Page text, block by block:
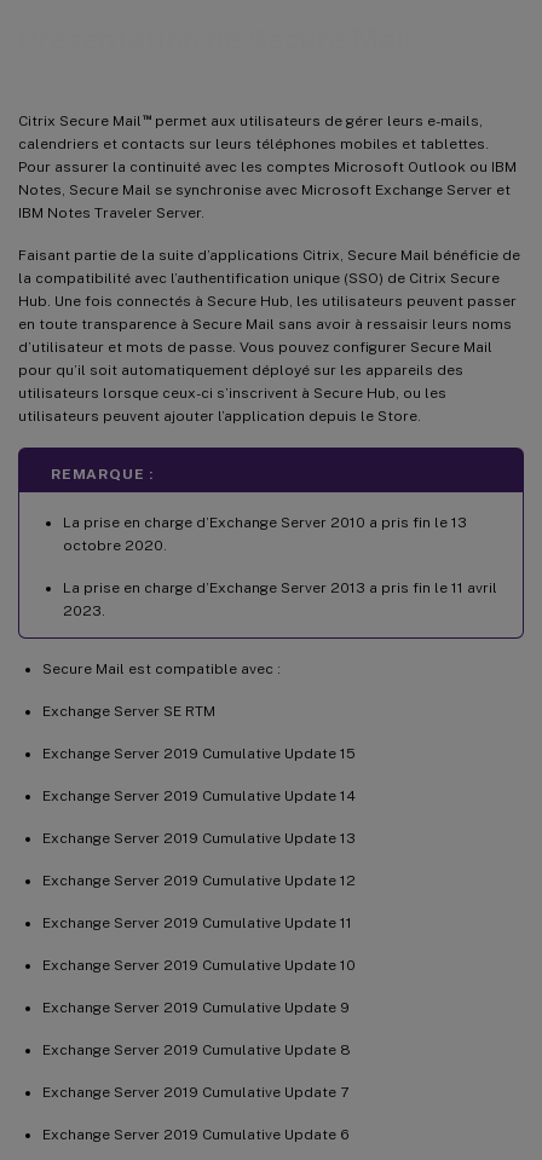
Citrix Secure Mail ™permet aux utilisateurs de gérer leurs e-mails,
calendriers et contacts sur leurs téléphones mobiles et tablettes.
Pour assurer la continuité avec les comptes Microsoft Outlook ou IBM
Notes, Secure Mail se synchronise avec Microsoft Exchange Server et
IBM Notes Traveler Server.
Faisant partie de la suite d’applications Citrix, Secure Mail bénéficie de
la compatibilité avec l’authentification unique (SSO) de Citrix Secure
Hub. Une fois connectés à Secure Hub, les utilisateurs peuvent passer
en toute transparence à Secure Mail sans avoir à ressaisir leurs noms
d’utilisateur et mots de passe. Vous pouvez configurer Secure Mail
pour qu’il soit automatiquement déployé sur les appareils des
utilisateurs lorsque ceux-ci s’inscrivent à Secure Hub, ou les
utilisateurs peuvent ajouter l’application depuis le Store.
REMARQUE :
La prise en charge d’Exchange Server 2010 a pris fin le 13
octobre 2020.
La prise en charge d’Exchange Server 2013 a pris fin le 11 avril
2023.
Secure Mail est compatible avec :
Exchange Server SE RTM
Exchange Server 2019 Cumulative Update 15
Exchange Server 2019 Cumulative Update 14
Exchange Server 2019 Cumulative Update 13
Exchange Server 2019 Cumulative Update 12
Exchange Server 2019 Cumulative Update 11
Exchange Server 2019 Cumulative Update 10
Exchange Server 2019 Cumulative Update 9
Exchange Server 2019 Cumulative Update 8
Exchange Server 2019 Cumulative Update 7
Exchange Server 2019 Cumulative Update 6